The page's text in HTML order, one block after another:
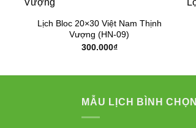
Lịch Bloc 20×30 Việt Nam Thịnh
Vượng (HN-09)
300.000₫
MẪU LỊCH BÌNH CHỌN